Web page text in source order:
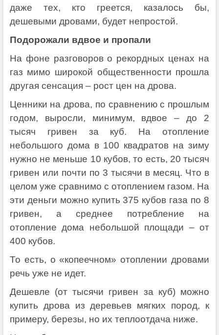
даже тех, кто греется, казалось бы,
дешевыми дровами, будет непростой.
Подорожали вдвое и пропали
На фоне разговоров о рекордных ценах на
газ мимо широкой общественности прошла
другая сенсация – рост цен на дрова.
Ценники на дрова, по сравнению с прошлым
годом, выросли, минимум, вдвое – до 2
тысяч гривен за куб. На отопление
небольшого дома в 100 квадратов на зиму
нужно не меньше 10 кубов, то есть, 20 тысяч
гривен или почти по 3 тысячи в месяц. Что в
целом уже сравнимо с отоплением газом. На
эти деньги можно купить 375 кубов газа по 8
гривен, а среднее потребление на
отопление дома небольшой площади – от
400 кубов.
То есть, о «копеечном» отоплении дровами
речь уже не идет.
Дешевле (от тысячи гривен за куб) можно
купить дрова из деревьев мягких пород, к
примеру, березы, но их теплоотдача ниже.